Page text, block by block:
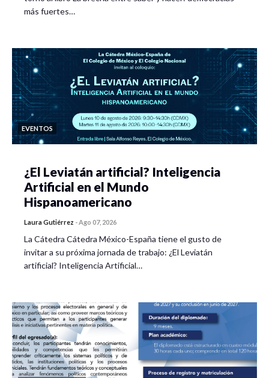
más fuertes…
EVENTOS
¿El Leviatán artificial? Inteligencia
Artificial en el Mundo
Hispanoamericano
Laura Gutiérrez -Ago 07, 2026
La Cátedra Cátedra México-España tiene el gusto de
invitar a su próxima jornada de trabajo: ¿El Leviatán
artificial? Inteligencia Artificial…